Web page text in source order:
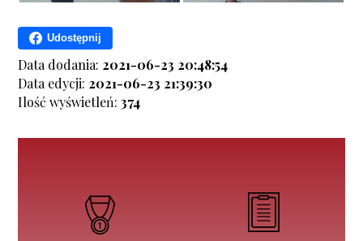
Udostępnij
Data dodania: 2021-06-23 20:48:54
Data edycji: 2021-06-23 21:39:30
Ilość wyświetleń:374